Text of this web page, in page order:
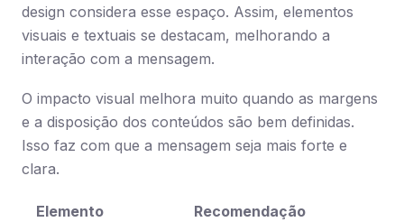
design considera esse espaço. Assim, elementos
visuais e textuais se destacam, melhorando a
interação com a mensagem.
O impacto visual melhora muito quando as margens
e a disposição dos conteúdos são bem definidas.
Isso faz com que a mensagem seja mais forte e
clara.
Elemento Recomendação